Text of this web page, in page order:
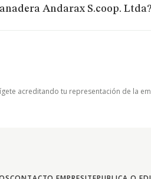
Andarax S.coop. Ltda?
acreditando tu representación de la